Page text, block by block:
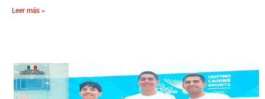
Leer más »